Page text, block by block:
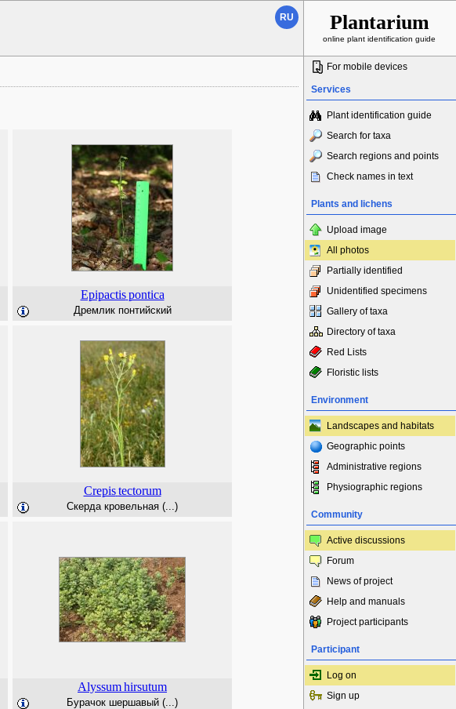
RU Plantarium
online plant identification guide
Epipactis pontica
Дремлик понтийский
Crepis tectorum
Скерда кровельная (...)
Alyssumhirsutum
Бурачок шершавый (...)
For mobile devices
Services
Plant identification guide
Search for taxa
Search regions and points
Check names in text
Plants and lichens
Upload image
All photos
Partially identified
Unidentified specimens
Gallery of taxa
Directory of taxa
Red Lists
Floristic lists
Environment
Landscapes and habitats
Geographic points
Administrative regions
Physiographic regions
Community
Active discussions
Forum
News of project
Help and manuals
Project participants
Participant
Log on
Sign up